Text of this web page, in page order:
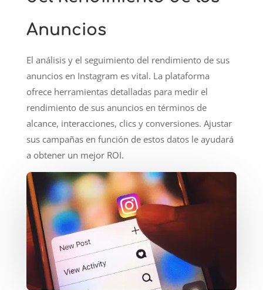
Anuncios
El análisis y el seguimiento del rendimiento de sus
anuncios en Instagram es vital. La plataforma
ofrece herramientas detalladas para medir el
rendimiento de sus anuncios en términos de
alcance, interacciones, clics y conversiones. Ajustar
sus campañas en función de estos datos le ayudará
a obtener un mejor ROI.